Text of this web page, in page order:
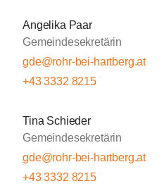
Angelika Paar
Gemeindesekretärin
gde@rohr-bei-hartberg.at
+43 3332 8215
Tina Schieder
Gemeindesekretärin
gde@rohr-bei-hartberg.at
+43 3332 8215